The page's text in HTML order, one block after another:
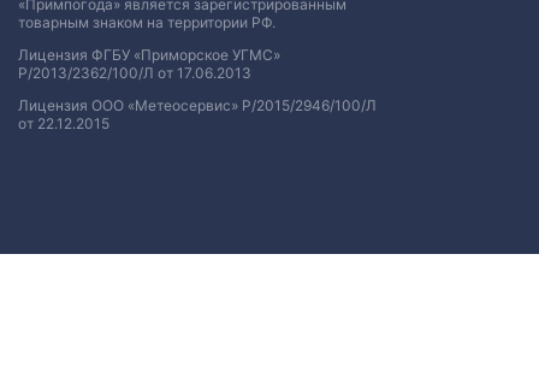
«Примпогода» является зарегистрированным
товарным знаком на территории РФ.
Лицензия ФГБУ «Приморское УГМС»
Р/2013/2362/100/Л от 17.06.2013
Лицензия ООО «Метеосервис» Р/2015/2946/100/Л
от 22.12.2015